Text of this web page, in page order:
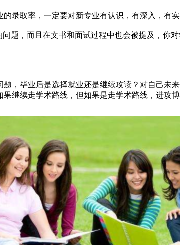
取率，一定要对新专业有认识，有深入，有实
，而且在文书和面试过程中也会被提及，你
毕业后是选择就业还是继续攻读？对自己未
继续走学术路线，但如果是走学术路线，进攻